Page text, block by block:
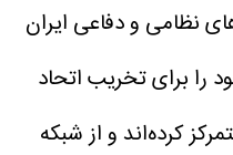
نظامی و دفاعی ایران
را برای تخریب اتحاد
کرده‌اند و از شبکه